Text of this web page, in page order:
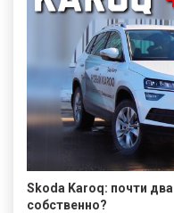
Skoda Karoq: почти
собственно?